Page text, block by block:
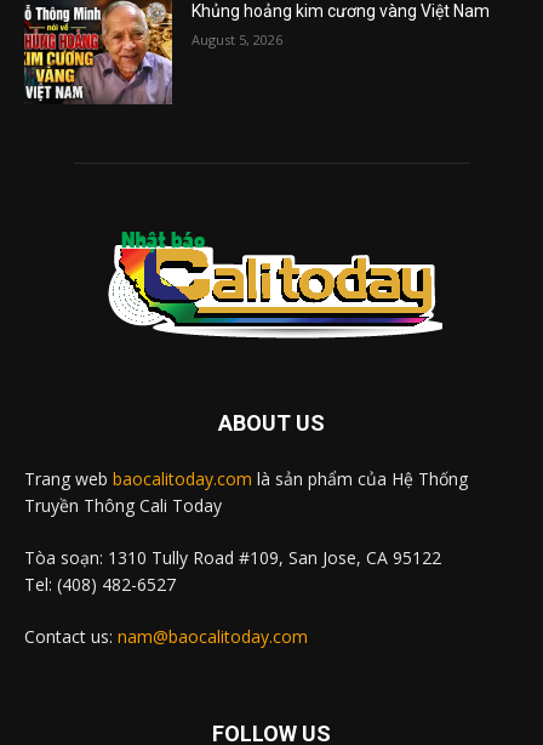
Khủng hoảng kim cương vàng Việt Nam
August 5, 2026
ABOUT US
Trang web baocalitoday.com là sản phẩm của Hệ Thống
Truyền Thông Cali Today
Tòa soạn: 1310 Tully Road #109, San Jose, CA 95122
Tel: (408) 482-6527
Contact us: nam@baocalitoday.com
FOLLOW US